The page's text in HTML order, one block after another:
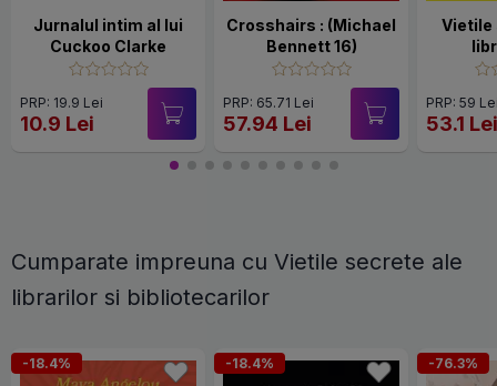
Jurnalul intim al lui
Cuckoo Clarke
PRP: 19.9 Lei
10.9 Lei
Crosshairs : (Michael
Bennett 16)
PRP: 65.71 Lei
57.94 Lei
Vietile
PRP: 59
53.1
Cumparate impreuna cu Vietile secrete ale
librarilor si bibliotecarilor
-18.4% -18.4% -76.3%